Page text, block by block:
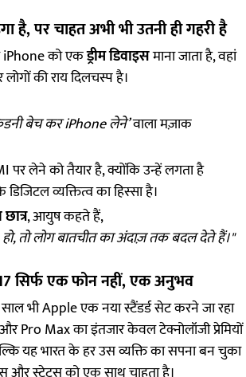
है, पर चाहत अभी भी उतनी ही गहरी है
iPhone को एकड्रीम डिवाइसमाना जाता है, वहां
की राय दिलचस्प है।
बेच कर iPhone लेने’वाला मज़ाक
पर लेने को तैयार है, क्योंकि उन्हें लगता है
व्यक्तित्व का हिस्सा है।
, आयुष कहते हैं,
तो लोग बातचीत का अंदाज़ तक बदल देते हैं।"
सिर्फ एक फोन नहीं, एक अनुभव
भी Apple एक नया स्टैंडर्ड सेट करने जा रहा
Pro Max का इंतजार केवल टेक्नोलॉजी प्रेमियों
यह भारत के हर उस व्यक्ति का सपना बन चुका